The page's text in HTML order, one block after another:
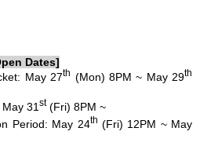
Dates]
May 27th (Mon) 8PM ~ May 29th
31 st(Fri) 8PM ~
Period: May 24th (Fri) 12PM ~ May